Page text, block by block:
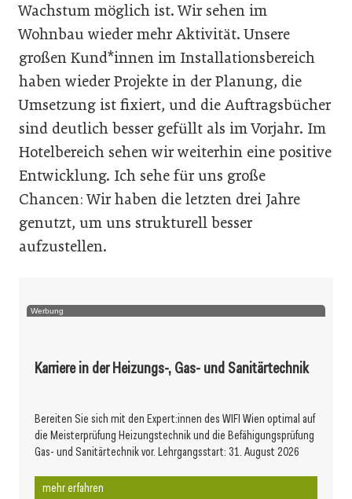
Wachstum möglich ist. Wir sehen im
Wohnbau wieder mehr Aktivität. Unsere
großen Kund*innen im Installationsbereich
haben wieder Projekte in der Planung, die
Umsetzung ist fixiert, und die Auftragsbücher
sind deutlich besser gefüllt als im Vorjahr. Im
Hotelbereich sehen wir weiterhin eine positive
Entwicklung. Ich sehe für uns große
Chancen: Wir haben die letzten drei Jahre
genutzt, um uns strukturell besser
aufzustellen.
Werbung
Karriere in der Heizungs-, Gas- und Sanitärtechnik
Bereiten Sie sich mit den Expert:innen des WIFI Wien optimal auf
die Meisterprüfung Heizungstechnik und die Befähigungsprüfung
Gas- und Sanitärtechnik vor. Lehrgangsstart: 31. August 2026
mehr erfahren